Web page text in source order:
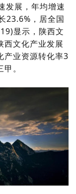
发展，年均增速
23.6%，居全国
显示，陕西文
西文化产业发展
产业资源转化率3
。